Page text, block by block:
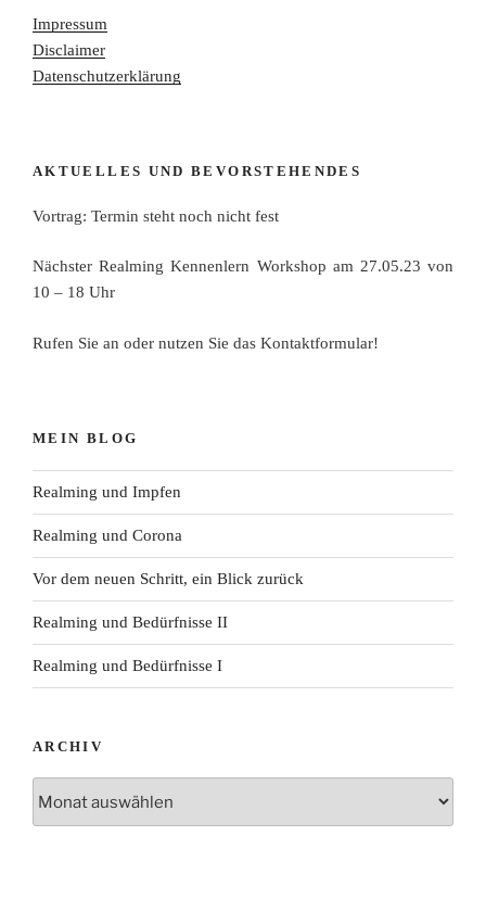
Impressum
Disclaimer
Datenschutzerklärung
AKTUELLES UND BEVORSTEHENDES
Vortrag: Termin steht noch nicht fest
Nächster Realming Kennenlern Workshop am 27.05.23 von
10 – 18 Uhr
Rufen Sie an oder nutzen Sie das Kontaktformular!
MEIN BLOG
Realming und Impfen
Realming und Corona
Vor dem neuen Schritt, ein Blick zurück
Realming und Bedürfnisse II
Realming und Bedürfnisse I
ARCHIV